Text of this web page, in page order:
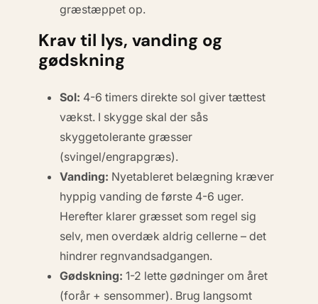
græstæppet op.
Krav til lys, vanding og
gødskning
Sol: 4-6 timers direkte sol giver tættest
vækst. I skygge skal der sås
skyggetolerante græsser
(svingel/engrapgræs).
Vanding: Nyetableret belægning kræver
hyppig vanding de første 4-6 uger.
Herefter klarer græsset som regel sig
selv, men overdæk aldrig cellerne – det
hindrer regnvandsadgangen.
Gødskning: 1-2 lette gødninger om året
(forår + sensommer). Brug langsomt